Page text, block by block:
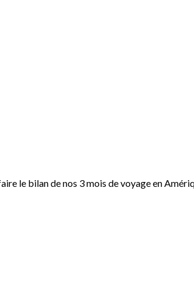
le bilan de nos 3 mois de voyage en